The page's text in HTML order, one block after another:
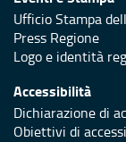
Ufficio Stampa
Press Regione
Logo e identità
Accessibilità
Dichiarazione di
Obiettivi di